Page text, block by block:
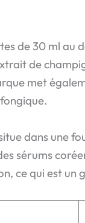
de 30 ml au
de
met
dans une
sérums
ce qui est un